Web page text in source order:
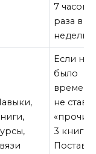
7 часов 4
раза в
неделю».
Если не
было
не ставь
3 книги».
Поставь